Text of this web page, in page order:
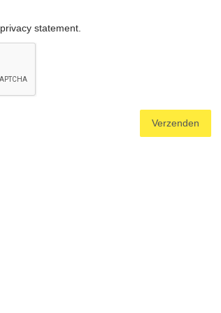
privacy statement
Verzenden